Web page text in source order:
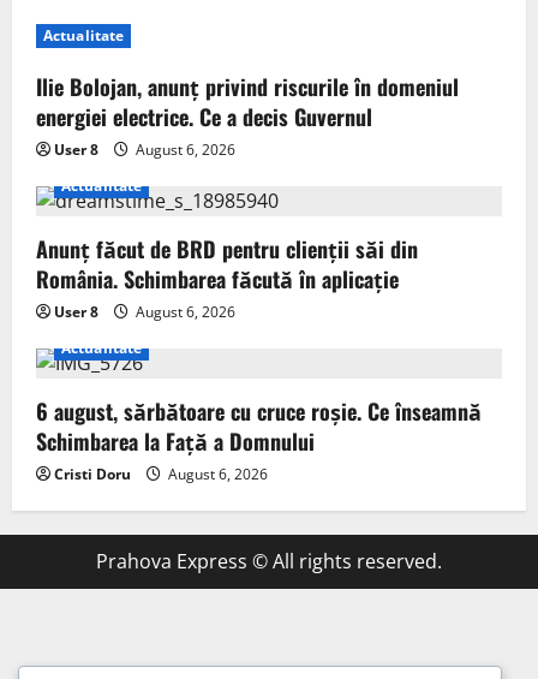
Actualitate
Ilie Bolojan, anunț privind riscurile în domeniul
energiei electrice. Ce a decis Guvernul
User 8
August 6, 2026
Actualitate
Anunț făcut de BRD pentru clienții săi din
România. Schimbarea făcută în aplicație
User 8
August 6, 2026
Actualitate
6 august, sărbătoare cu cruce roșie. Ce înseamnă
Schimbarea la Față a Domnului
Cristi Doru August 6, 2026
Prahova Express © All rights reserved.